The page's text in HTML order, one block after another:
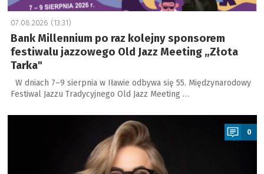
07.08.2026 (13:31)
Bank Millennium po raz kolejny sponsorem
festiwalu jazzowego Old Jazz Meeting „Złota
Tarka"
W dniach 7–9 sierpnia w Iławie odbywa się 55. Międzynarodowy
Festiwal Jazzu Tradycyjnego Old Jazz Meeting …
a
0